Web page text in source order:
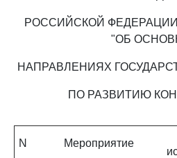
РОССИЙСКОЙ ФЕДЕРАЦИИ
"ОБ
НАПРАВЛЕНИЯХ
ПО РАЗВИТИЮ
N Мероприятие